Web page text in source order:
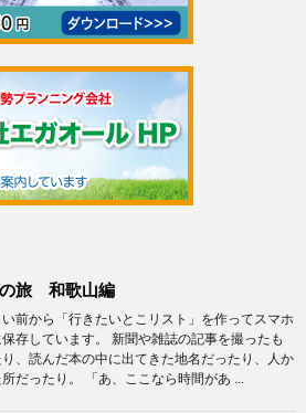
の旅 和歌山編
い前から「行きたいとこリスト」を作ってスマホ
存しています。 新聞や雑誌の記事を撮ったも
、読んだ本の中に出てきた地名だったり、人か
所だったり。 「あ、ここなら時間があ ...